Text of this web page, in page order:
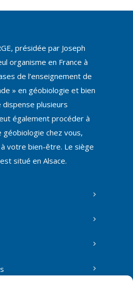
présidée par Joseph
organisme en France à
de l’enseignement de
» en géobiologie et bien
dispense plusieurs
également procéder à
géobiologie chez vous,
votre bien-être. Le siège
situé en Alsace.